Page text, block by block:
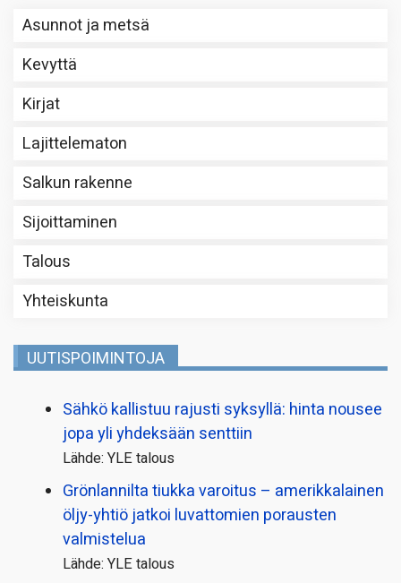
Asunnot ja metsä
Kevyttä
Kirjat
Lajittelematon
Salkun rakenne
Sijoittaminen
Talous
Yhteiskunta
UUTISPOIMINTOJA
Sähkö kallistuu rajusti syksyllä: hinta nousee
jopa yli yhdeksään senttiin
Lähde: YLE talous
Grönlannilta tiukka varoitus – amerikkalainen
öljy-yhtiö jatkoi luvattomien porausten
valmistelua
Lähde: YLE talous